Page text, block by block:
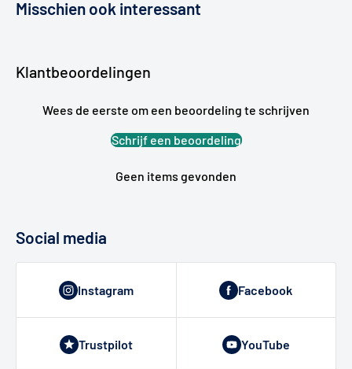
Misschien ook interessant
Klantbeoordelingen
Wees de eerste om een beoordeling te schrijven
Schrijf een beoordeling
Geen items gevonden
Social media
Instagram Facebook
Trustpilot YouTube